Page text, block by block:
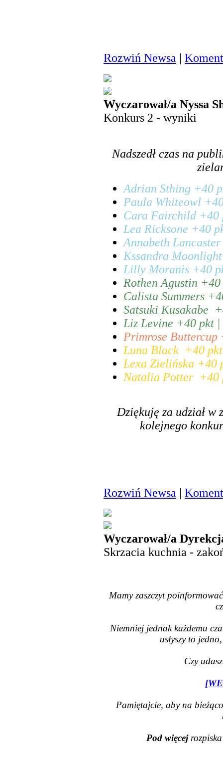
Rozwiń Newsa |
Wyczarował/a Nyssa
Konkurs 2 - wyniki
Nadszedł czas na
Adrian Sthing +40
Paula Whiteowl
Cara Fairchild +40
Lea Ricksone +40
Annabeth
Kssandra
Lilly Moranis +40
Rothen Agustin
Calista Summers
Satsuki Kusakabe
Liz Levine +40 pkt
Primrose
Luna Black +40
Lexa Zielińska +40
Natalia Potter +40
Dziękuję za udział w
kolejnego
Rozwiń Newsa |
Wyczarował/a
Skrzacia kuchnia -
Mamy zaszczyt
Niemniej jednak każdemu
usłyszy to
Czy
Pamiętajcie, aby na
Pod więcej